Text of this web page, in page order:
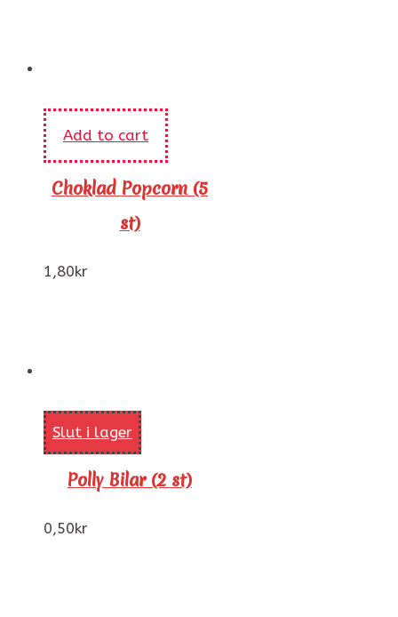
Add to cart
Choklad Popcorn (5
st)
1,80kr
Slut i lager
Polly Bilar (2 st)
0,50kr